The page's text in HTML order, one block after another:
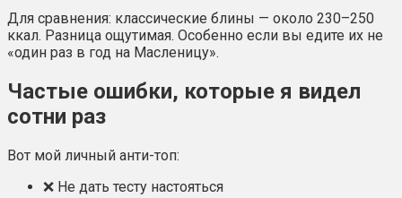
Для сравнения: классические блины — около 230–250
ккал. Разница ощутимая. Особенно если вы едите их не
«один раз в год на Масленицу».
Частые ошибки, которые я видел
сотни раз
Вот мой личный анти-топ:
❌ Не дать тесту настояться